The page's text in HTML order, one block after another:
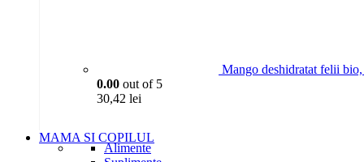
Mango deshidratat felii
0.00 out of 5
30,42 lei
MAMA SI COPILUL
Alimente